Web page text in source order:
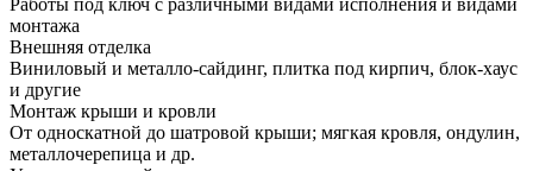
Работы под ключ с различными видами исполнения и видами
монтажа
Внешняя отделка
Виниловый и металло-сайдинг, плитка под кирпич, блок-хаус
и другие
Монтаж крыши и кровли
От односкатной до шатровой крыши; мягкая кровля, ондулин,
металлочерепица и др.